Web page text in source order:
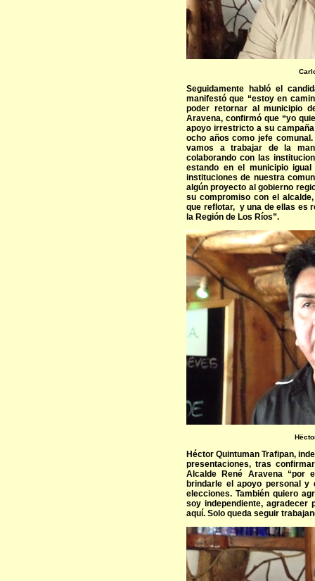
Seguidamente habló el
manifestó que “estoy en
poder retornar al municipio
Aravena, confirmó que “yo
apoyo irrestricto a su
ocho años como jefe
vamos a trabajar de la
colaborando con las
estando en el municipio
instituciones de nuestra
algún proyecto al gobierno
su compromiso con el
que reflotar, y una de ellas es
la Región de Los Ríos”.
Héctor Quintuman Trafipan,
presentaciones, tras
Alcalde René Aravena “por
brindarle el apoyo personal
elecciones. También quiero
soy independiente,
aquí. Solo queda seguir